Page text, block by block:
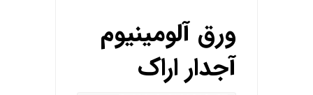
ورق آلومینیوم
آجدار اراک